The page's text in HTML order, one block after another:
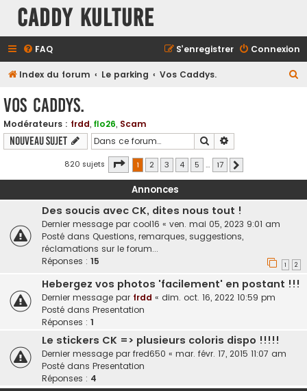
Caddy Kulture
FAQ Connexion
S’enregistrer
Index du forum Le parking Vos Caddys.
c
h
Vos Caddys.
Modérateurs : frdd, flo26, Scam
Nouveau sujet Rechercher
820 sujets Page 1sur17
1 2 3 4 5 … 17
Annonces
Des soucis avec CK, dites nous tout !
Dernier message par cool16 « ven. mai 05, 2023 9:01 am
Posté dans Questions, remarques, suggestions,
réclamations sur le forum...
Réponses : 15 1 2
Hebergez vos photos 'facilement' en postant !!!
Dernier message par frdd « dim. oct. 16, 2022 10:59 pm
Posté dans Presentation
Réponses : 1
Le stickers CK => plusieurs coloris dispo !!!!!
Dernier message par fred650 « mar. févr. 17, 2015 11:07 am
Posté dans Presentation
Réponses : 4